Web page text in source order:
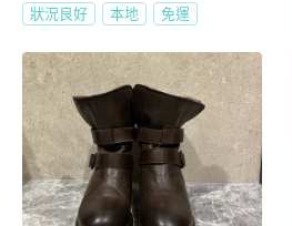
狀況良好 本地 免運